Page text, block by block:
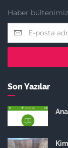
Haber
Son Yazılar